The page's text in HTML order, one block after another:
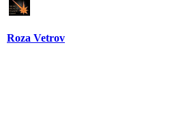
Roza Vetrov